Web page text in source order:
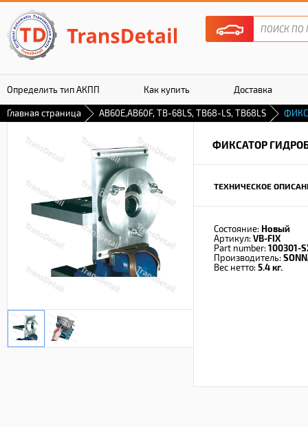
Определить тип АКПП Как купить Доставка
Гарантия
Главная страница AB60E,AB60F, TB-68LS, TB68-LS, TB68LS
ФИКСАТОР
ТЕХНИЧЕСКОЕ
Состояние: Новый
Артикул: VB-FIX
Part number: 100301-
Производитель:
Вес нетто: 5.4 кг.